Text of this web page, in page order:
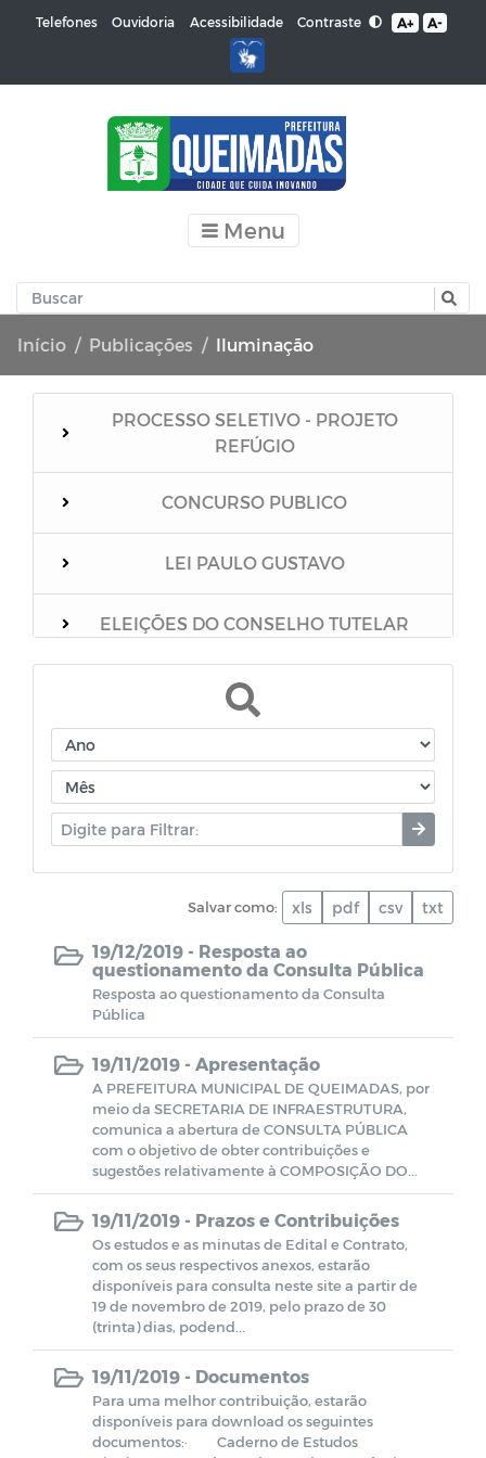
Telefones Ouvidoria Acessibilidade Contraste A+ A-
Menu
Início Publicações Iluminação
PROCESSO SELETIVO - PROJETO
REFÚGIO
CONCURSO PUBLICO
LEI PAULO GUSTAVO
ELEIÇÕES DO CONSELHO TUTELAR
Relação dos vacinados
Boletim Epidemiológico
Farmácia de Medicamentos Especiais
Planos e Relatórios
Unidades de Saúde
Pareceres do TCE-PB
SELEÇÃO DE GESTORES ESCOLARES E
GESTORES ESCOLARES ADJUNTOS
Documentos
LEILÃO
Salvar como: xls pdf csv txt
19/12/2019 - Resposta ao
questionamento da Consulta Pública
Resposta ao questionamento da Consulta
Pública
19/11/2019 - Apresentação
A PREFEITURA MUNICIPAL DE QUEIMADAS, por
meio da SECRETARIA DE INFRAESTRUTURA,
comunica a abertura de CONSULTA PÚBLICA
com o objetivo de obter contribuições e
sugestões relativamente à COMPOSIÇÃO DO...
19/11/2019 - Prazos e Contribuições
Os estudos e as minutas de Edital e Contrato,
com os seus respectivos anexos, estarão
disponíveis para consulta neste site a partir de
19 de novembro de 2019, pelo prazo de 30
(trinta) dias, podend...
19/11/2019 - Documentos
Para uma melhor contribuição, estarão
disponíveis para download os seguintes
documentos:· Caderno de Estudos